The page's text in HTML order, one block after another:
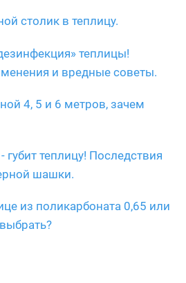
столик в теплицу.
теплицы!
и вредные советы.
4, 5 и 6 метров, зачем
теплицу! Последствия
шашки.
из поликарбоната 0,65 или